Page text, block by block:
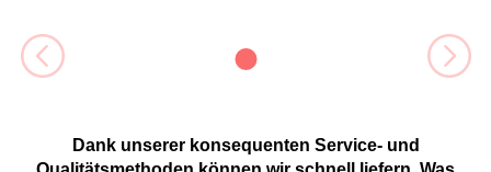
Dank unserer konsequenten Service- und